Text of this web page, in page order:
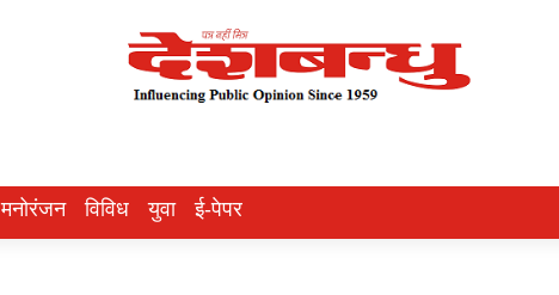
मनोरंजन विविध युवा ई-पेपर